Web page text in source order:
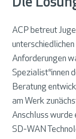
Die
ACP betreut
Anforderungen
Spezialist*innen
Beratung
am Werk
Anschluss wurde
SD-WAN